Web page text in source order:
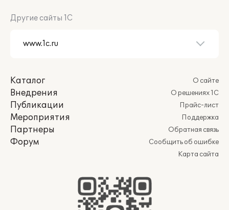
Другие сайты 1С
Каталог
Внедрения
Публикации
Мероприятия
Партнеры
Форум
О сайте
О решениях 1С
Прайс-лист
Поддержка
Обратная связь
Сообщить об ошибке
Карта сайта